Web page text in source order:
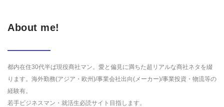
About me!
都内在住30代半ば現役商社マン。愛と偏見に満ちた超リアルな商社ネタを綴
ります。海外勤務(アジア・欧州)/事業会社出向(メーカー)/事業投資・物流等の
経験有。
若手ビジネスマン・就活生必読サイト目指します。